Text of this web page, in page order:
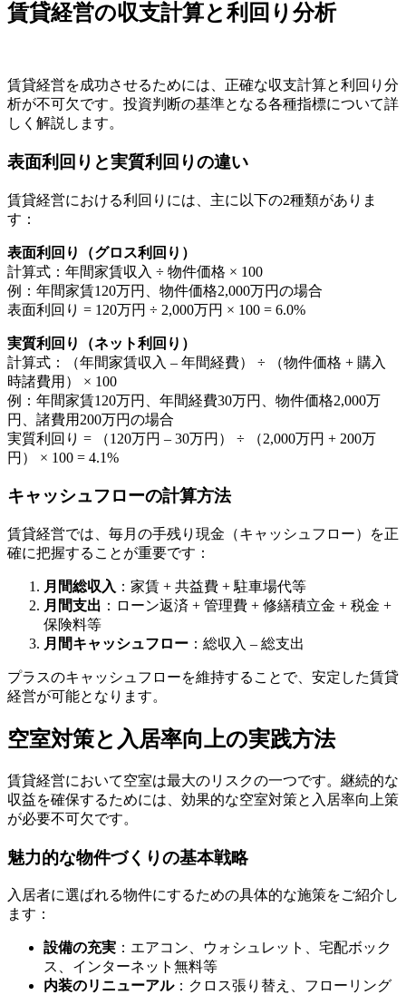
賃貸経営の収支計算と利回り分析
賃貸経営を成功させるためには、正確な収支計算と利回り分
析が不可欠です。投資判断の基準となる各種指標について詳
しく解説します。
表面利回りと実質利回りの違い
賃貸経営における利回りには、主に以下の2種類がありま
す：
表面利回り（グロス利回り）
計算式：年間家賃収入 ÷ 物件価格 × 100
例：年間家賃120万円、物件価格2,000万円の場合
表面利回り = 120万円 ÷ 2,000万円 × 100 = 6.0%
実質利回り（ネット利回り）
計算式：（年間家賃収入 – 年間経費） ÷ （物件価格 + 購入
時諸費用） × 100
例：年間家賃120万円、年間経費30万円、物件価格2,000万
円、諸費用200万円の場合
実質利回り = （120万円 – 30万円） ÷ （2,000万円 + 200万
円） × 100 = 4.1%
キャッシュフローの計算方法
賃貸経営では、毎月の手残り現金（キャッシュフロー）を正
確に把握することが重要です：
月間総収入 ：家賃 + 共益費 + 駐車場代等
月間支出 ：ローン返済 + 管理費 + 修繕積立金 + 税金 +
保険料等
月間キャッシュフロー ：総収入 – 総支出
プラスのキャッシュフローを維持することで、安定した賃貸
経営が可能となります。
空室対策と入居率向上の実践方法
賃貸経営において空室は最大のリスクの一つです。継続的な
収益を確保するためには、効果的な空室対策と入居率向上策
が必要不可欠です。
魅力的な物件づくりの基本戦略
入居者に選ばれる物件にするための具体的な施策をご紹介し
ます：
設備の充実 ：エアコン、ウォシュレット、宅配ボック
ス、インターネット無料等
内装のリニューアル：クロス張り替え、フローリング